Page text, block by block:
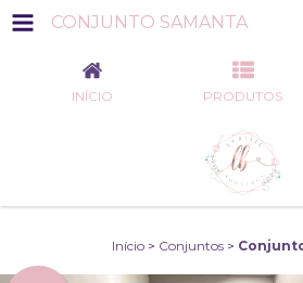
CONJUNTO SAMANTA
INÍCIO PRODUTOS
Início > Conjuntos >